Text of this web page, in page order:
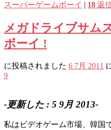
スーパーゲームボーイ | 18 返
メガドライブサム
ボーイ !
に投稿されました 6 7月 2011
9
-更新した : 5 9月 2013-
私はビデオゲーム市場、韓国